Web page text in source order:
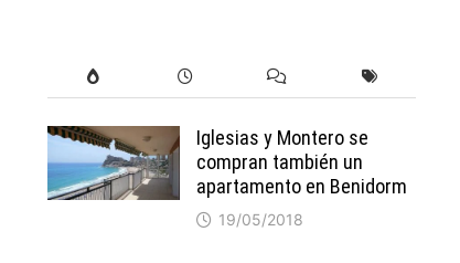
Iglesias y Montero se
compran también un
apartamento en Benidorm
19/05/2018